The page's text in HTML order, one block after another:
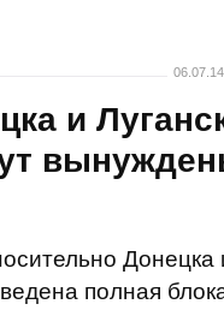
и
Донецка
полная